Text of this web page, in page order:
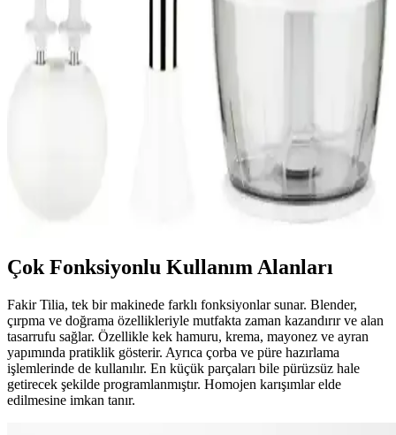
Fakir Starky Eco Power 800W 2'si 1 Arada Dikey
Elektrikli Süpürge Özellikleri ve Kullanıcı Yorumları
Fakir Starky Eco Power 800W 2'si 1 arada dik süpürge, yüksek
performans ve enerji verimliliği sunar. Hafif tasarımı ve çok
fonksiyonlu kullanımıyla günlük temizlikte avantaj sağlar.
Fakir Tilia 1000 Watt Çok Fonksiyonlu Blender Seti
Yüksek Performans ve Dayanıklılık
Fakir Tilia 1000 Watt blender seti, yüksek performanslı motoru ve
çok fonksiyonlu tasarımıyla mutfakta çeşitli ihtiyaçlara cevap verir,
Çok Fonksiyonlu Kullanım Alanları
Fakir Tilia, tek bir makinede farklı fonksiyonlar sunar. Blender,
çırpma ve doğrama özellikleriyle mutfakta zaman kazandırır ve alan
tasarrufu sağlar. Özellikle kek hamuru, krema, mayonez ve ayran
yapımında pratiklik gösterir. Ayrıca çorba ve püre hazırlama
işlemlerinde de kullanılır. En küçük parçaları bile pürüzsüz hale
getirecek şekilde programlanmıştır. Homojen karışımlar elde
edilmesine imkan tanır.